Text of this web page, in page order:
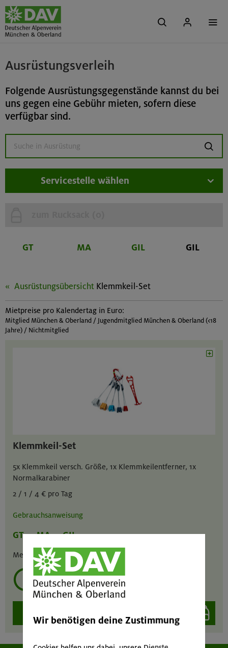
Ausrüstungsverleih
Folgende Ausrüstungsgegenstände kannst du bei
uns gegen eine Gebühr mieten, sofern diese
verfügbar sind.
suchen
Servicestelle wählen
GT MA GIL GIL
Ausrüstungsübersicht Klemmkeil-Set
Mietpreise pro Kalendertag in Euro:
Mitglied München & Oberland / Jugendmitglied München & Oberland (<18
Jahre) / Nichtmitglied
Klemmkeil-Set
5x Klemmkeil versch. Größe, 1x Klemmkeilentferner, 1x
Normalkarabiner
2 / 1 / 4 € pro Tag
Gebrauchsanweisung
GT MA GIL
Menge :1
mehrmals ausleihen?
Wir benötigen deine Zustimmung